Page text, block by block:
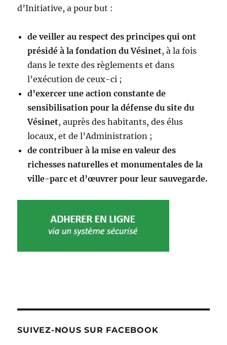
d’Initiative, a pour but :
de veiller au respect des principes qui ont
présidé à la fondation du Vésinet, à la fois
dans le texte des règlements et dans
l’exécution de ceux-ci ;
d’exercer une action constante de
sensibilisation pour la défense du site du
Vésinet, auprès des habitants, des élus
locaux, et de l’Administration ;
de contribuer à la mise en valeur des
richesses naturelles et monumentales de la
ville-parc et d’œuvrer pour leur sauvegarde.
SUIVEZ-NOUS SUR FACEBOOK